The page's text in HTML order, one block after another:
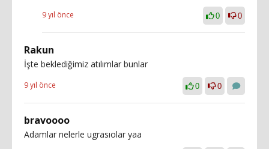
9 yıl önce 0 0
Rakun
İşte beklediğimiz atılımlar bunlar
9 yıl önce 0 0
bravoooo
Adamlar nelerle ugrasıolar yaa